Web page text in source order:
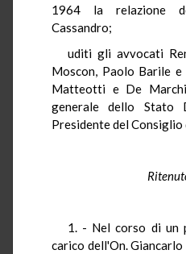
1964 la relazione
Cassandro;
uditi gli avvocati
Moscon, Paolo Barile
Matteotti e De
generale dello Stato
Presidente del
1. - Nel corso di un
carico dell'On.